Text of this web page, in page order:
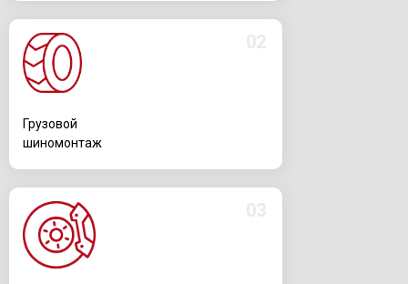
Грузовой
шиномонтаж